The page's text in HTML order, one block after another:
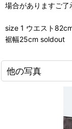
場合がありますご了
size 1 ウエスト
裾幅25cm soldout
他の写真